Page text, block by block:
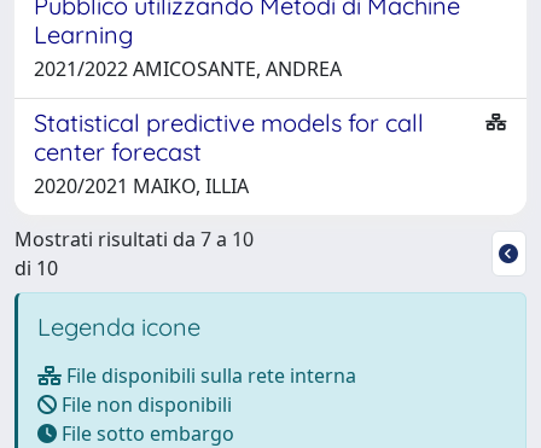
Learning
2021/2022 AMICOSANTE, ANDREA
Statistical predictive models for call
center forecast
2020/2021 MAIKO, ILLIA
Mostrati risultati da 7 a 10
di 10
Legenda icone
File disponibili sulla rete interna
File non disponibili
File sotto embargo